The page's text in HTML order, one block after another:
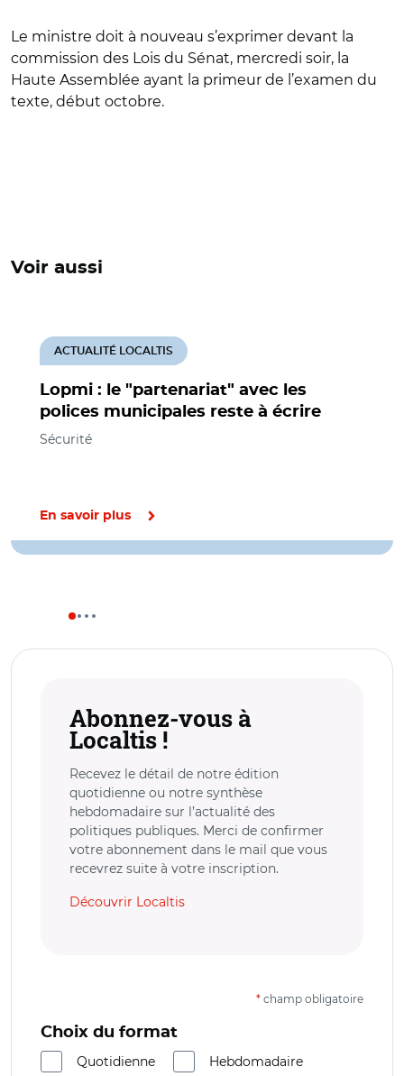
Le ministre doit à nouveau s’exprimer devant la
commission des Lois du Sénat, mercredi soir, la
Haute Assemblée ayant la primeur de l’examen du
texte, début octobre.
Voir aussi
Lopmi : le "partenariat" avec les
polices municipales reste à écrire
ACTUALITÉ LOCALTIS
Sécurité
En savoir plus
Abonnez-vous à
Localtis !
Recevez le détail de notre édition
quotidienne ou notre synthèse
hebdomadaire sur l’actualité des
politiques publiques. Merci de confirmer
votre abonnement dans le mail que vous
recevrez suite à votre inscription.
Découvrir Localtis
* champ obligatoire
Choix du format
Quotidienne
Hebdomadaire